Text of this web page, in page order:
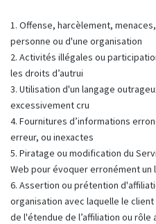
1. Offense, harcèlement,
personne ou d'une organisation
2. Activités illégales ou
les droits d’autrui
3. Utilisation d'un langage
excessivement cru
4. Fournitures d’informations
erreur, ou inexactes
5. Piratage ou modification du
Web pour évoquer erronément un
6. Assertion ou prétention
organisation avec laquelle le
de l'étendue de l’affiliation ou rôle